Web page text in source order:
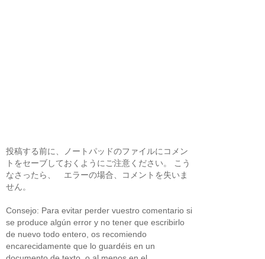
投稿する前に、ノートパッドのファイルにコメン
トをセーブしておくようにご注意ください。 こう
なさったら、 エラーの場合、コメントを失いま
せん。
Consejo: Para evitar perder vuestro comentario si
se produce algún error y no tener que escribirlo
de nuevo todo entero, os recomiendo
encarecidamente que lo guardéis en un